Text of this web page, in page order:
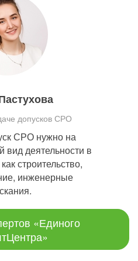
допусков СРО
СРО нужно на
вид деятельности в
строительство,
инженерные
«Единого